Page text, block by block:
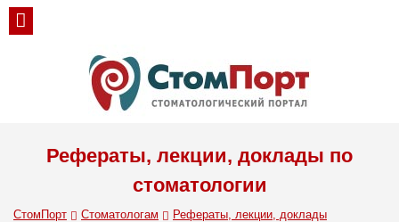
Рефераты, лекции, доклады по
стоматологии
СтомПорт Стоматологам Рефераты, лекции, доклады